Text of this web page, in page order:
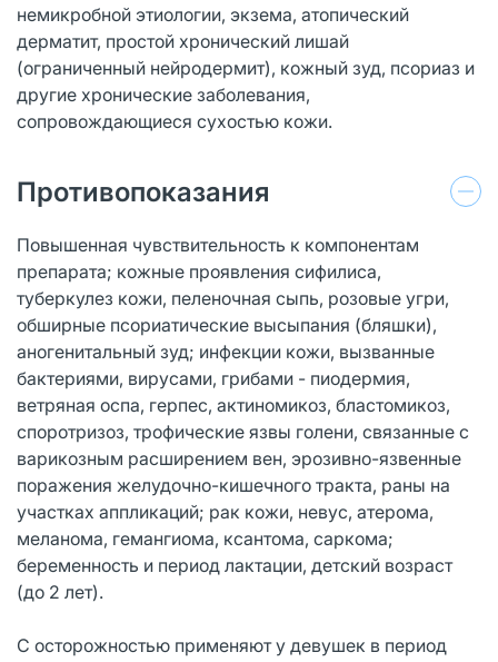
немикробной этиологии, экзема, атопический
дерматит, простой хронический лишай
(ограниченный нейродермит), кожный зуд, псориаз и
другие хронические заболевания,
сопровождающиеся сухостью кожи.
Противопоказания
Повышенная чувствительность к компонентам
препарата; кожные проявления сифилиса,
туберкулез кожи, пеленочная сыпь, розовые угри,
обширные псориатические высыпания (бляшки),
аногенитальный зуд; инфекции кожи, вызванные
бактериями, вирусами, грибами - пиодермия,
ветряная оспа, герпес, актиномикоз, бластомикоз,
споротризоз, трофические язвы голени, связанные с
варикозным расширением вен, эрозивно-язвенные
поражения желудочно-кишечного тракта, раны на
участках аппликаций; рак кожи, невус, атерома,
меланома, гемангиома, ксантома, саркома;
беременность и период лактации, детский возраст
(до 2 лет).
С осторожностью применяют у девушек в период